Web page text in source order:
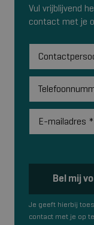
Vul vrijblijvend
contact met je
E-mailadres *
Bel mij
Je geeft hierbij
contact met je op